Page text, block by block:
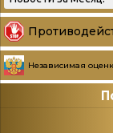
Независимая